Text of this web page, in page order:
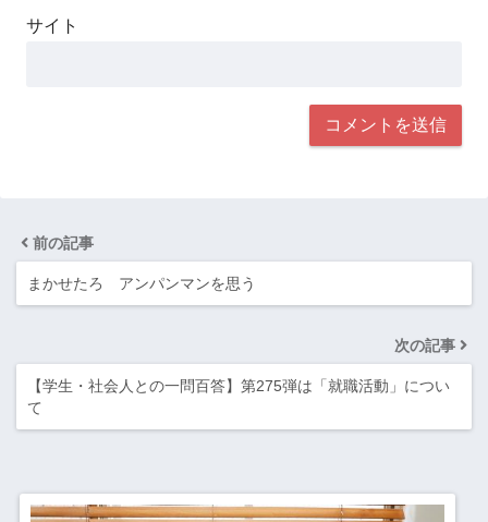
サイト
前の記事
まかせたろ アンパンマンを思う
次の記事
【学生・社会人との一問百答】第275弾は「就職活動」につい
て